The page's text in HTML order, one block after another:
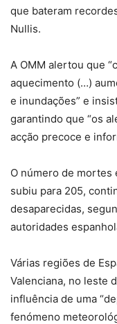
que bateram
Nullis.
A OMM alertou que
aquecimento (…)
e inundações” e
garantindo que “os
acção precoce e
O número de mortes
subiu para 205,
desaparecidas,
autoridades
Várias regiões de
Valenciana, no leste
influência de uma
fenómeno